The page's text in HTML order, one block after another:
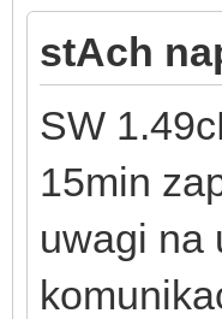
stAch
SW
15min
uwagi na